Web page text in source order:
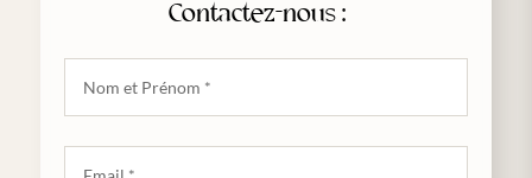
Contactez-nous :